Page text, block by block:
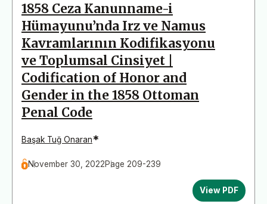
1858 Ceza Kanunname-i
Hümayunu’nda Irz ve Namus
Kavramlarının Kodifikasyonu
ve Toplumsal Cinsiyet |
Codification of Honor and
Gender in the 1858 Ottoman
Penal Code
Başak Tuğ Onaran*
November 30, 2022Page 209-239
View PDF